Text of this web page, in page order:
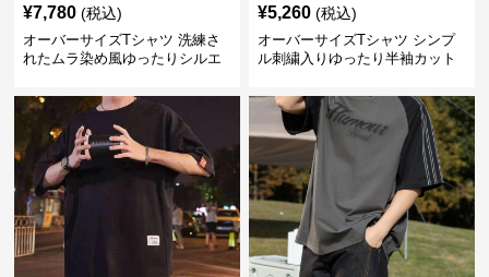
¥7,780 (税込)
オーバーサイズTシャツ 洗練さ
れたムラ染め風ゆったりシルエ
¥5,260 (税込)
オーバーサイズTシャツ シンプ
ル刺繍入りゆったり半袖カット